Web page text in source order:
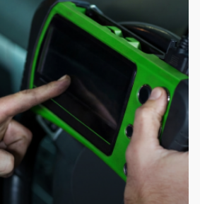
заботиться о внешнем